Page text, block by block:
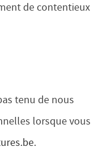
de contentieux
tenu de nous
lorsque vous
.